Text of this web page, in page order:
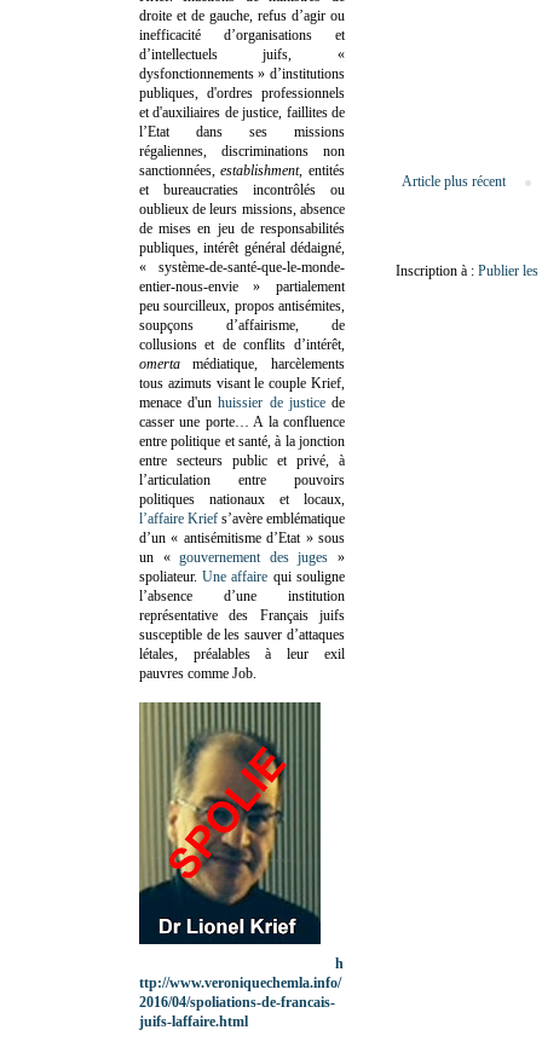
Article plus récent
Inscription à : Publier
droite et de gauche, refus d’agir ou
inefficacité d’organisations et
d’intellectuels juifs, «
dysfonctionnements » d’institutions
publiques, d'ordres professionnels
et d'auxiliaires de justice, faillites de
l’Etat dans ses missions
régaliennes, discriminations non
sanctionnées,establishment, entités
et bureaucraties incontrôlés ou
oublieux de leurs missions, absence
de mises en jeu de responsabilités
publiques, intérêt général dédaigné,
« système-de-santé-que-le-monde-
entier-nous-envie » partialement
peu sourcilleux, propos antisémites,
soupçons d’affairisme, de
collusions et de conflits d’intérêt,
omertamédiatique, harcèlements
tous azimuts visant le couple Krief,
menace d'unhuissier de justicede
casser une porte… A la confluence
entre politique et santé, à la jonction
entre secteurs public et privé, à
l’articulation entre pouvoirs
politiques nationaux et locaux,
l’affaire Krief s’avère emblématique
d’un « antisémitisme d’Etat » sous
un «gouvernement des juges »
spoliateur.Une affaire qui souligne
l’absence d’une institution
représentative des Français juifs
susceptible de les sauver d’attaques
létales, préalables à leur exil
pauvres comme Job.
h
ttp://www.veroniquechemla.info/
2016/04/spoliations-de-francais-
juifs-laffaire.html